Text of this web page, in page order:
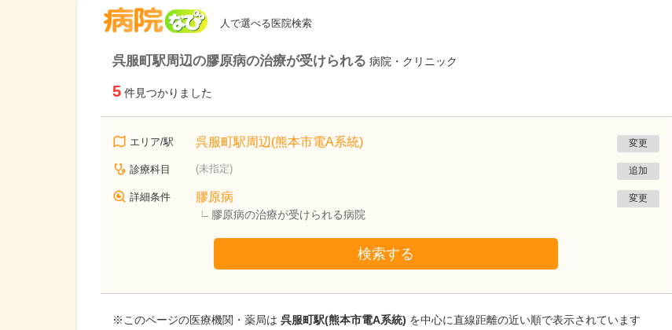
人で選べる医院検索
呉服町駅周辺の膠原病の治療が受けられる 病院・クリニック
5 件見つかりました
エリア/駅 呉服町駅周辺(熊本市電A系統) 変更
診療科目 (未指定) 追加
詳細条件 膠原病
膠原病の治療が受けられる病院
変更
検索する
※このページの医療機関・薬局は 呉服町駅(熊本市電A系統) を中心に直線距離の近い順で表示されています
たかしお内科ハートクリニック
高潮 征爾院長取材記事